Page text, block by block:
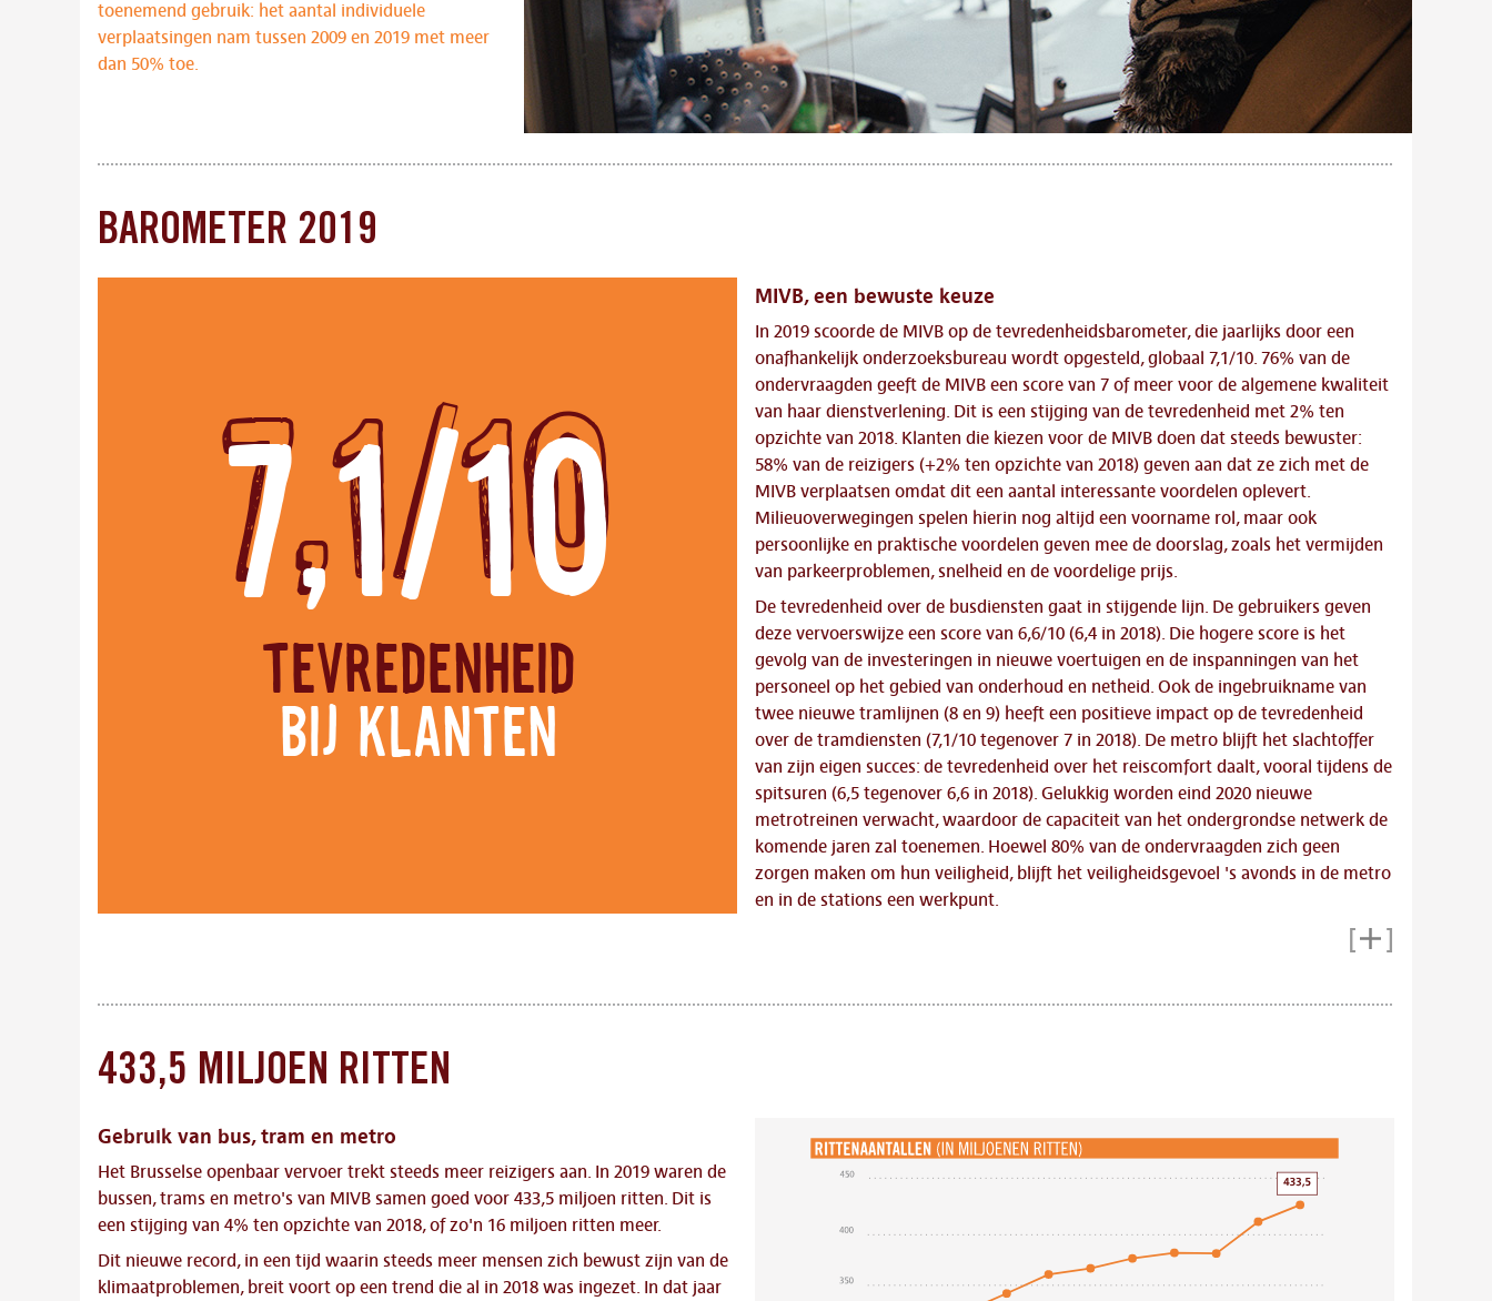
toenemend gebruik: het aantal individuele
verplaatsingen nam tussen 2009 en 2019 met meer
dan 50% toe.
BAROMETER 2019
7,1/10
Tevredenheid
bij klanten
MIVB, een bewuste keuze
In 2019 scoorde de MIVB op de tevredenheidsbarometer, die jaarlijks door een
onafhankelijk onderzoeksbureau wordt opgesteld, globaal 7,1/10. 76% van de
ondervraagden geeft de MIVB een score van 7 of meer voor de algemene kwaliteit
van haar dienstverlening. Dit is een stijging van de tevredenheid met 2% ten
opzichte van 2018. Klanten die kiezen voor de MIVB doen dat steeds bewuster:
58% van de reizigers (+2% ten opzichte van 2018) geven aan dat ze zich met de
MIVB verplaatsen omdat dit een aantal interessante voordelen oplevert.
Milieuoverwegingen spelen hierin nog altijd een voorname rol, maar ook
persoonlijke en praktische voordelen geven mee de doorslag, zoals het vermijden
van parkeerproblemen, snelheid en de voordelige prijs.
De tevredenheid over de busdiensten gaat in stijgende lijn. De gebruikers geven
deze vervoerswijze een score van 6,6/10 (6,4 in 2018). Die hogere score is het
gevolg van de investeringen in nieuwe voertuigen en de inspanningen van het
personeel op het gebied van onderhoud en netheid. Ook de ingebruikname van
twee nieuwe tramlijnen (8 en 9) heeft een positieve impact op de tevredenheid
over de tramdiensten (7,1/10 tegenover 7 in 2018). De metro blijft het slachtoffer
van zijn eigen succes: de tevredenheid over het reiscomfort daalt, vooral tijdens de
spitsuren (6,5 tegenover 6,6 in 2018). Gelukkig worden eind 2020 nieuwe
metrotreinen verwacht, waardoor de capaciteit van het ondergrondse netwerk de
komende jaren zal toenemen. Hoewel 80% van de ondervraagden zich geen
zorgen maken om hun veiligheid, blijft het veiligheidsgevoel 's avonds in de metro
en in de stations een werkpunt.
Lees meer
433,5 MILJOEN RITTEN
Gebruik van bus, tram en metro
Het Brusselse openbaar vervoer trekt steeds meer reizigers aan. In 2019 waren de
bussen, trams en metro's van MIVB samen goed voor 433,5 miljoen ritten. Dit is
een stijging van 4% ten opzichte van 2018, of zo'n 16 miljoen ritten meer.
Dit nieuwe record, in een tijd waarin steeds meer mensen zich bewust zijn van de
klimaatproblemen, breit voort op een trend die al in 2018 was ingezet. In dat jaar